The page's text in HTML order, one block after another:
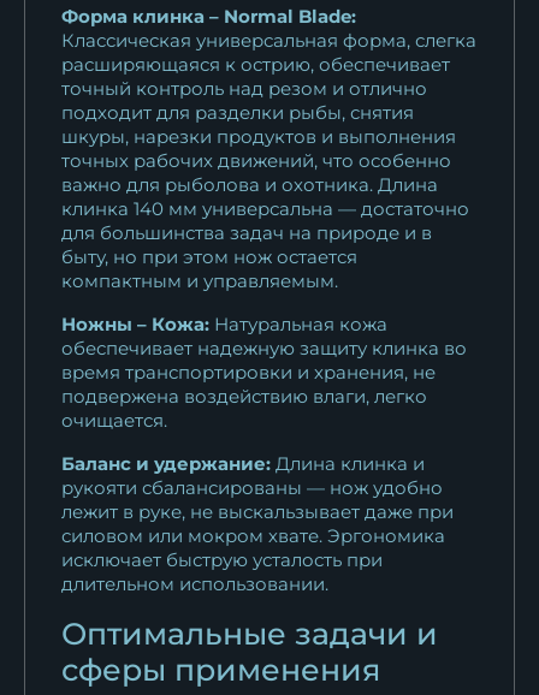
Форма клинка – Normal Blade:
Классическая универсальная форма, слегка
расширяющаяся к острию, обеспечивает
точный контроль над резом и отлично
подходит для разделки рыбы, снятия
шкуры, нарезки продуктов и выполнения
точных рабочих движений, что особенно
важно для рыболова и охотника. Длина
клинка 140 мм универсальна — достаточно
для большинства задач на природе и в
быту, но при этом нож остается
компактным и управляемым.
Ножны – Кожа: Натуральная кожа
обеспечивает надежную защиту клинка во
время транспортировки и хранения, не
подвержена воздействию влаги, легко
очищается.
Баланс и удержание: Длина клинка и
рукояти сбалансированы — нож удобно
лежит в руке, не выскальзывает даже при
силовом или мокром хвате. Эргономика
исключает быструю усталость при
длительном использовании.
Оптимальные задачи и
сферы применения